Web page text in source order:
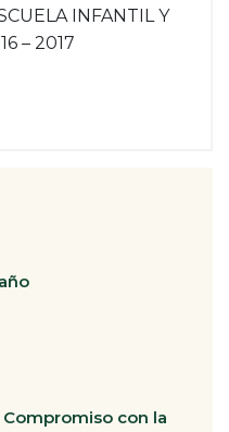
INFANTIL Y
– 2017
Compromiso con la